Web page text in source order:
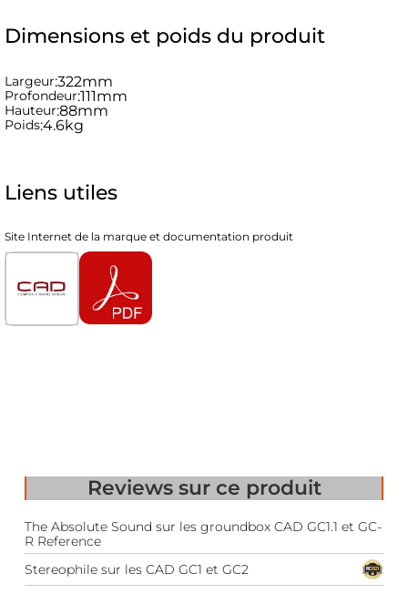
Dimensions et poids du produit
Largeur:322mm
Profondeur:111mm
Hauteur:88mm
Poids:4.6kg
Liens utiles
Site Internet de la marque et documentation produit
Reviewssur ce produit
The Absolute Sound sur les groundbox CAD GC1.1 et GC-
R Reference
Stereophile sur les CAD GC1 et GC2